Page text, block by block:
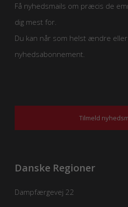
Få nyhedsmails om præcis de
dig mest for.
Du kan når som helst ændre
nyhedsabonnement.
Tilmeld
Danske Regioner
Dampfærgevej 22